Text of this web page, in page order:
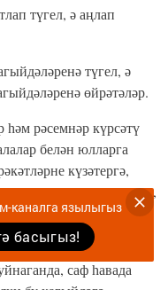
түгел, ә аңлап
түгел, ә
өйрәтәләр.
һәм рәсемнәр күрсәтү
белән юлларга
күзәтергә,
тулырак аңлатырга,
чикләнмичә, һәр
саф һавада
каналга язылыгыз
басыгыз!